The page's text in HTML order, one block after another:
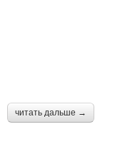
читать дальше →